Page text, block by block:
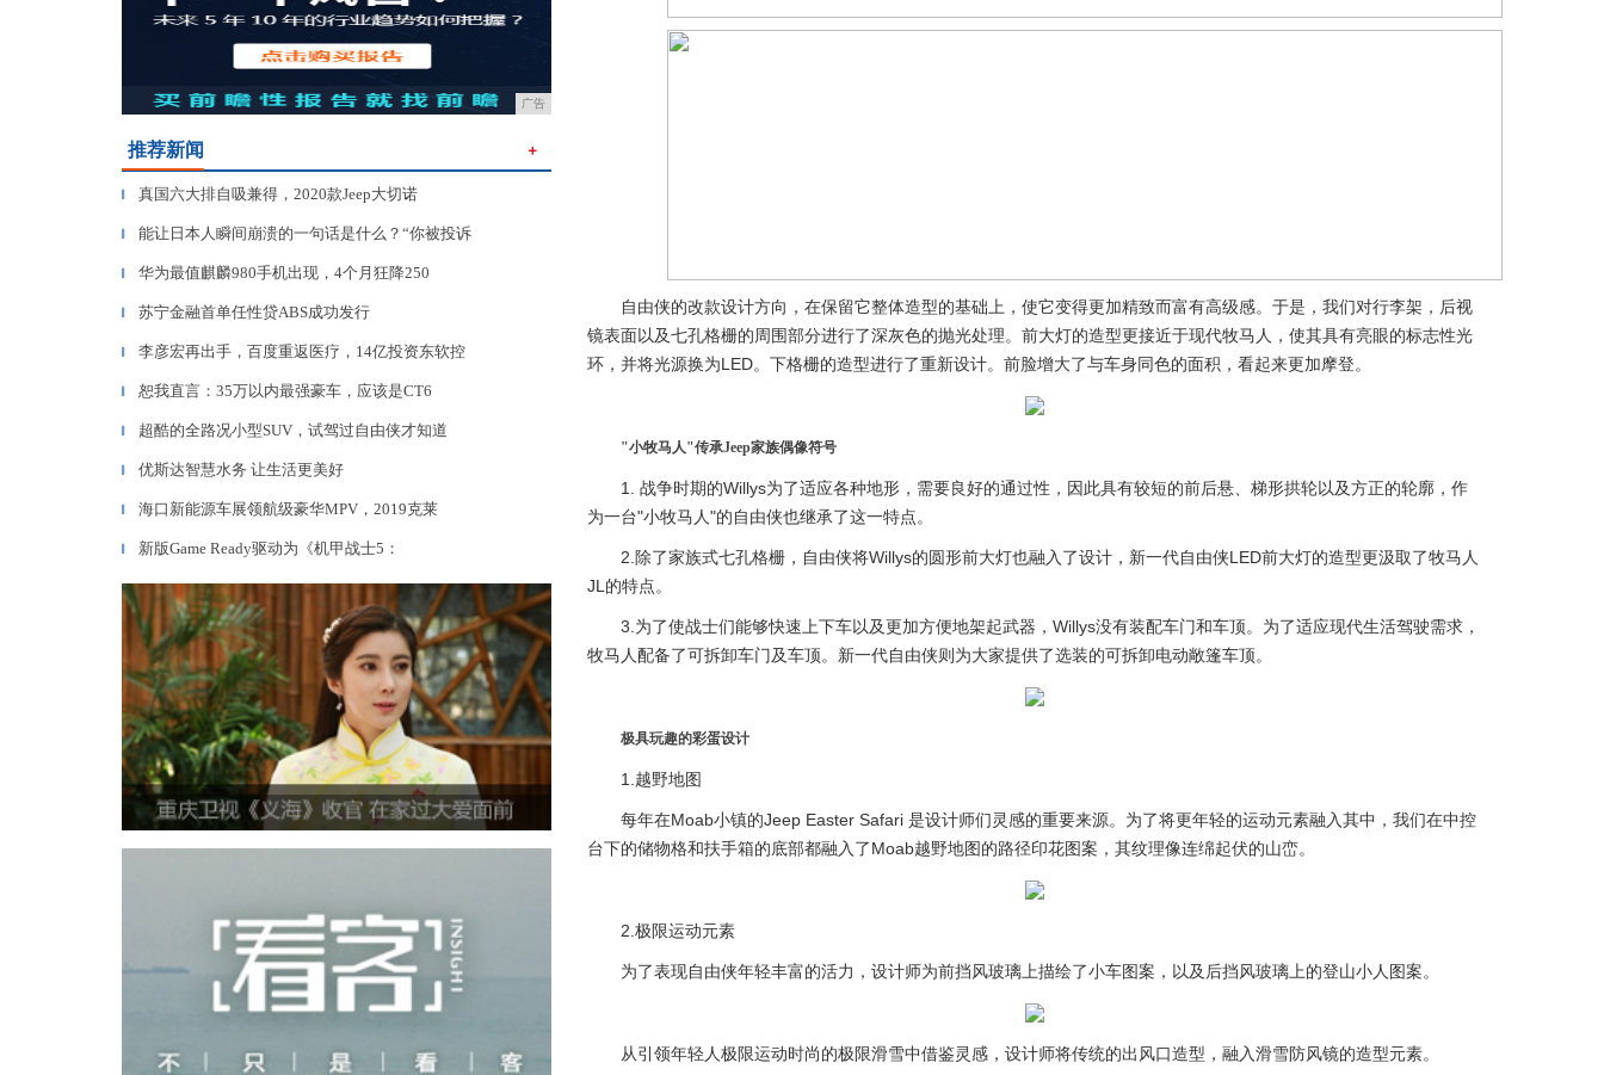
广告
推荐新闻 ＋
▎ 真国六大排自吸兼得，2020款Jeep大切诺
▎ 能让日本人瞬间崩溃的一句话是什么？“你被投诉
▎ 华为最值麒麟980手机出现，4个月狂降250
▎ 苏宁金融首单任性贷ABS成功发行
▎ 李彦宏再出手，百度重返医疗，14亿投资东软控
▎ 恕我直言：35万以内最强豪车，应该是CT6
▎ 超酷的全路况小型SUV，试驾过自由侠才知道
▎ 优斯达智慧水务 让生活更美好
▎ 海口新能源车展领航级豪华MPV，2019克莱
▎ 新版Game Ready驱动为《机甲战士5：
自由侠的改款设计方向，在保留它整体造型的基础上，使它变得更加精致而富有高级感。于是，我们对行李架，后视
镜表面以及七孔格栅的周围部分进行了深灰色的抛光处理。前大灯的造型更接近于现代牧马人，使其具有亮眼的标志性光
环，并将光源换为LED。下格栅的造型进行了重新设计。前脸增大了与车身同色的面积，看起来更加摩登。
"小牧马人"传承Jeep家族偶像符号
1. 战争时期的Willys为了适应各种地形，需要良好的通过性，因此具有较短的前后悬、梯形拱轮以及方正的轮廓，作
为一台"小牧马人"的自由侠也继承了这一特点。
2.除了家族式七孔格栅，自由侠将Willys的圆形前大灯也融入了设计，新一代自由侠LED前大灯的造型更汲取了牧马人
JL的特点。
3.为了使战士们能够快速上下车以及更加方便地架起武器，Willys没有装配车门和车顶。为了适应现代生活驾驶需求，
牧马人配备了可拆卸车门及车顶。新一代自由侠则为大家提供了选装的可拆卸电动敞篷车顶。
极具玩趣的彩蛋设计
1.越野地图
每年在Moab小镇的Jeep Easter Safari 是设计师们灵感的重要来源。为了将更年轻的运动元素融入其中，我们在中控
台下的储物格和扶手箱的底部都融入了Moab越野地图的路径印花图案，其纹理像连绵起伏的山峦。
2.极限运动元素
为了表现自由侠年轻丰富的活力，设计师为前挡风玻璃上描绘了小车图案，以及后挡风玻璃上的登山小人图案。
从引领年轻人极限运动时尚的极限滑雪中借鉴灵感，设计师将传统的出风口造型，融入滑雪防风镜的造型元素。